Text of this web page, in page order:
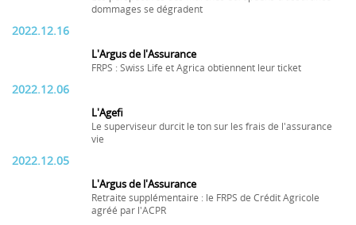
dommages se dégradent
2022.12.16
L'Argus de l'Assurance
FRPS : Swiss Life et Agrica obtiennent leur ticket
2022.12.06
L'Agefi
Le superviseur durcit le ton sur les frais de l'assurance
vie
2022.12.05
L'Argus de l'Assurance
Retraite supplémentaire : le FRPS de Crédit Agricole
agréé par l'ACPR